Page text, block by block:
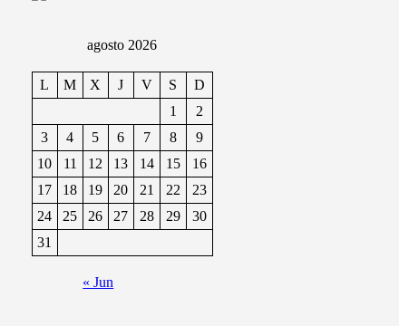
agosto 2026
L M X J V S
D
1
2
3
4 5 6 7 8
9
10
11 12 13 14 15
16
17
18 19 20 21 22
23
24
25 26 27 28 29
30
31
« Jun